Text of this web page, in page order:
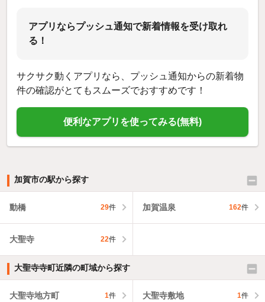
アプリならプッシュ通知で新着情報を受け取れ
る！
サクサク動くアプリなら、プッシュ通知からの新着物
件の確認がとてもスムーズでおすすめです！
便利なアプリを使ってみる(無料)
加賀市の駅から探す
動橋 29件 加賀温泉 162件
大聖寺 22件
大聖寺寺町近隣の町域から探す
大聖寺地方町 1件 大聖寺敷地 1件